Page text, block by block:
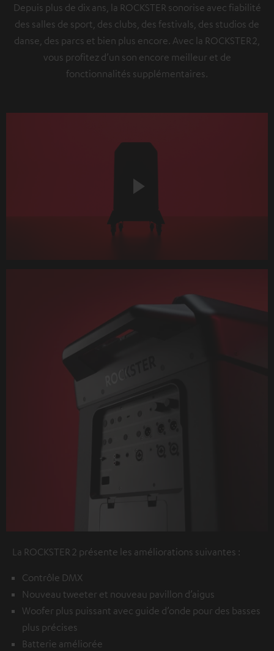
Depuis plus de dix ans, la ROCKSTER sonorise avec fiabilité
des salles de sport, des clubs, des festivals, des studios de
danse, des parcs et bien plus encore. Avec la ROCKSTER 2,
vous profitez d’un son encore meilleur et de
fonctionnalités supplémentaires.
Play
Video
La ROCKSTER 2 présente les améliorations suivantes :
Contrôle DMX
Nouveau tweeter et nouveau pavillon d’aigus
Woofer plus puissant avec guide d’onde pour des basses
plus précises
Batterie améliorée